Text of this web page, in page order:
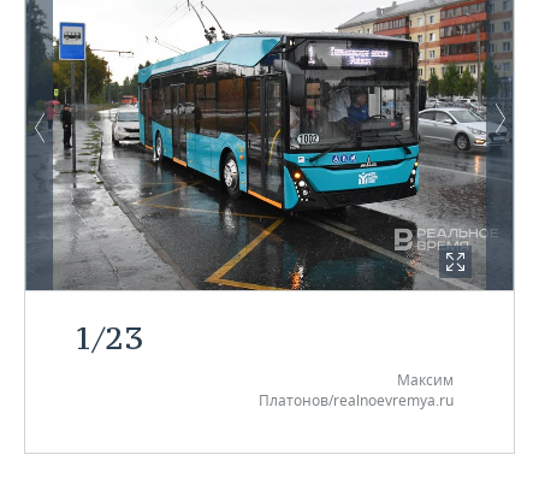
1/23
Максим
Платонов/realnoevremya.ru